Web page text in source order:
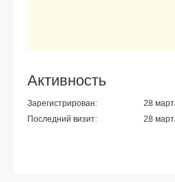
Активность
Зарегистрирован:
28
Последний визит:
28